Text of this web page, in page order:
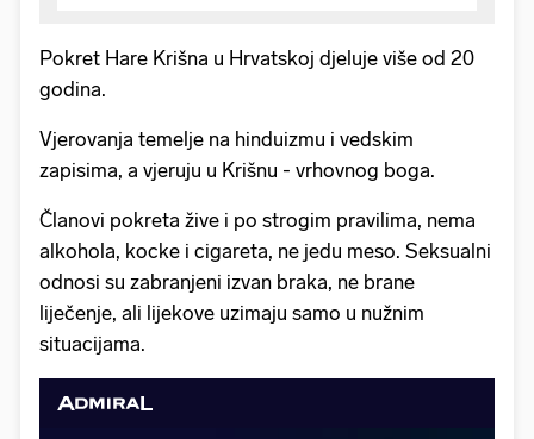
Pokret Hare Krišna u Hrvatskoj djeluje više od 20
godina.
Vjerovanja temelje na hinduizmu i vedskim
zapisima, a vjeruju u Krišnu - vrhovnog boga.
Članovi pokreta žive i po strogim pravilima, nema
alkohola, kocke i cigareta, ne jedu meso. Seksualni
odnosi su zabranjeni izvan braka, ne brane
liječenje, ali lijekove uzimaju samo u nužnim
situacijama.